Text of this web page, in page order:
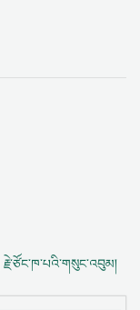
རྗེ་ཙོང་ཁ་པའི་གསུང་འབུམ།